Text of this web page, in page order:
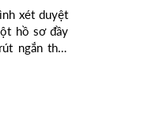
xét duyệt
hồ sơ đầy
ngắn thời
lĩnh vực tư